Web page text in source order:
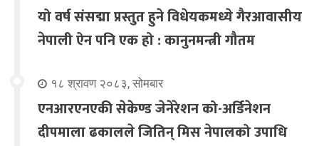
यो वर्ष संसद्मा प्रस्तुत हुने विधेयकमध्ये गैरआवासीय
नेपाली ऐन पनि एक हो : कानुनमन्त्री गौतम
१८ श्रावण २०८३, सोमबार
एनआरएनएकी सेकेण्ड जेनेरेशन को-अर्डिनेशन
दीपमाला ढकालले जितिन् मिस नेपालको उपाधि